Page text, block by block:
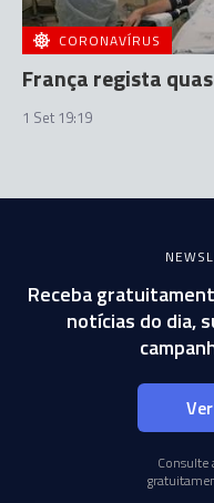
CORONAVÍRUS
França regista
1 Set 19:19
Receba
notícias do dia,
Consulte